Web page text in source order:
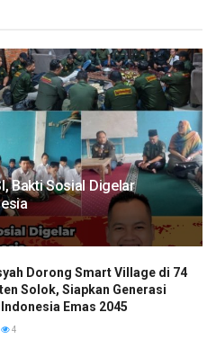
Bakti Sosial Digelar
Dorong Smart Village di 74
Solok, Siapkan Generasi
Emas 2045
4